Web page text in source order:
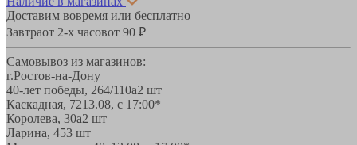
Доставим вовремя или бесплатно
Завтраот 2-х часовот 90 ₽
Самовывоз из магазинов:
г.Ростов-на-Дону
40-лет победы, 264/110а2 шт
Каскадная, 7213.08, с 17:00*
Королева, 30а2 шт
Ларина, 453 шт